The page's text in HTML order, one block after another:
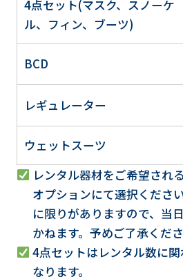
4点セット(マスク、スノーケ
ル、フィン、ブーツ)
BCD
レギュレーター
ウェットスーツ
レンタル器材をご希望され
オプションにて選択くださ
に限りがありますので、当
かねます。予めご了承くださ
4点セットはレンタル数に
なります。